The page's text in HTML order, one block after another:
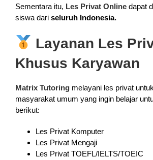
Sementara itu, Les Privat Onlinedapat
siswa dari seluruh Indonesia.
Layanan Les
Khusus Karyawan
Matrix Tutoring melayani les privat
masyarakat umum yang ingin belajar
berikut:
Les Privat Komputer
Les Privat Mengaji
Les Privat TOEFL/IELTS/TOEIC